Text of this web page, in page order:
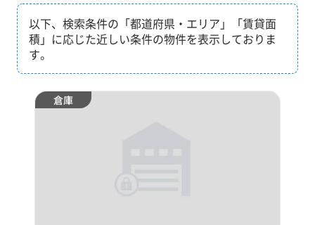
以下、検索条件の「都道府県・エリア」「賃貸面
積」に応じた近しい条件の物件を表示しておりま
す。
倉庫